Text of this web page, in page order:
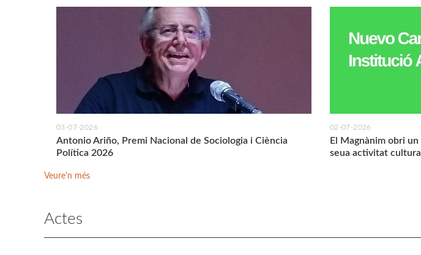
03-07-2026
Antonio Ariño, Premi Nacional de Sociologia i Ciència
Política 2026
02-07-2026
El Magnànim obri
seua activitat
Veure'n més
Actes